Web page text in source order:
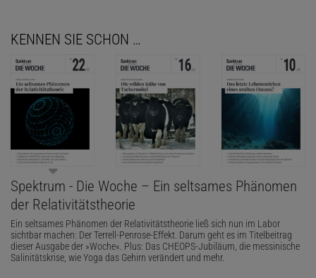
KENNEN SIE SCHON …
Spektrum - Die Woche – Ein seltsames Phänomen
der Relativitätstheorie
Ein seltsames Phänomen der Relativitätstheorie ließ sich nun im Labor
sichtbar machen: Der Terrell-Penrose-Effekt. Darum geht es im Titelbeitrag
dieser Ausgabe der »Woche«. Plus: Das CHEOPS-Jubiläum, die messinische
Salinitätskrise, wie Yoga das Gehirn verändert und mehr.